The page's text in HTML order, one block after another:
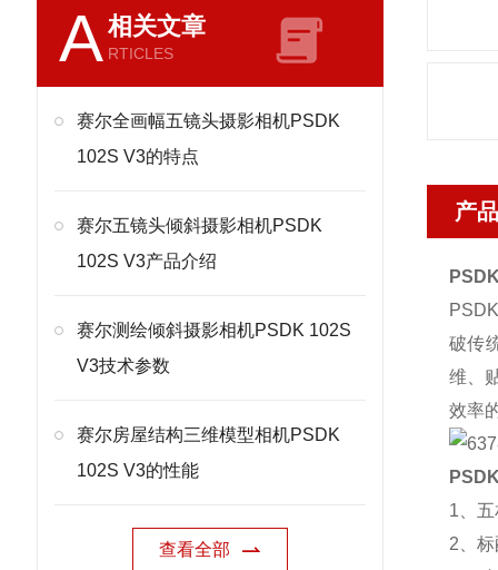
A相关文章
RTICLES
赛尔全画幅五镜头摄影相机PSDK
102S V3的特点
赛尔五镜头倾斜摄影相机PSDK
102S V3产品介绍
赛尔测绘倾斜摄影相机PSDK 102S
V3技术参数
赛尔房屋结构三维模型相机PSDK
102S V3的性能
查看全部
产
破传
维、
效率
1、
2、